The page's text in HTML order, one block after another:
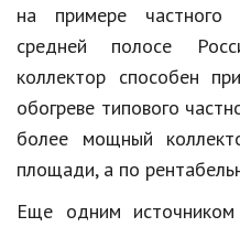
на примере частного
средней полосе
коллектор способен
обогреве типового
более мощный
площади, а по
Еще одним источником